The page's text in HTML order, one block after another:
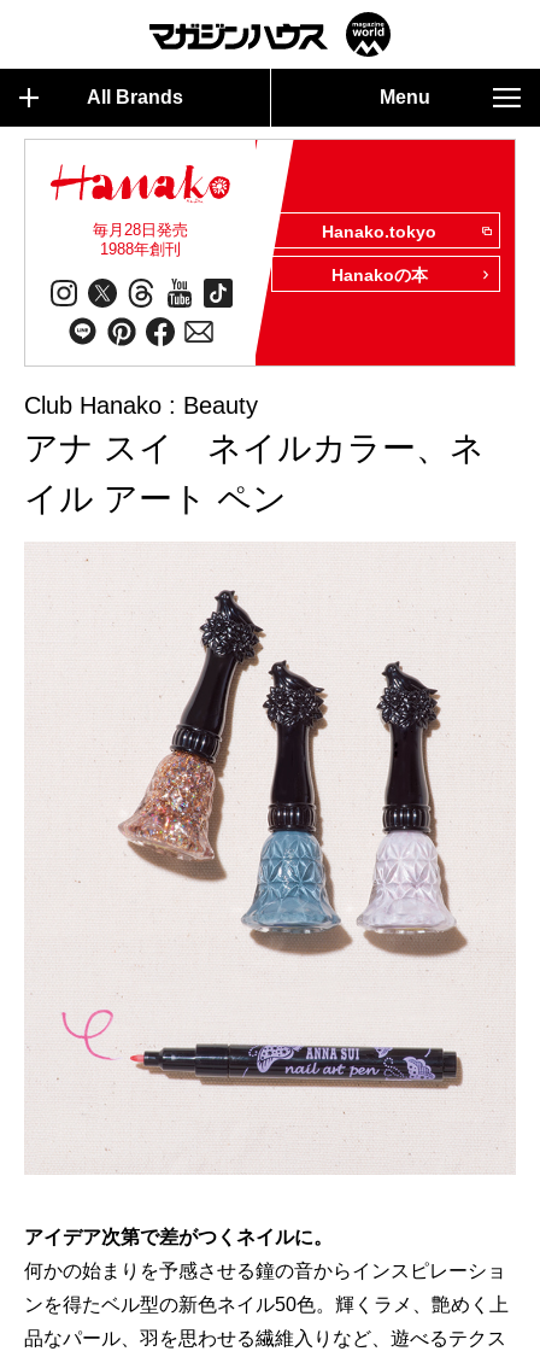
All Brands Menu
毎月28日発売
1988年創刊
Hanako.tokyo
Hanakoの本
Club Hanako : Beauty
アナ スイ ネイルカラー、ネ
イル アート ペン
アイデア次第で差がつくネイルに。
何かの始まりを予感させる鐘の音からインスピレーショ
ンを得たベル型の新色ネイル50色。輝くラメ、艶めく上
品なパール、羽を思わせる繊維入りなど、遊べるテクス